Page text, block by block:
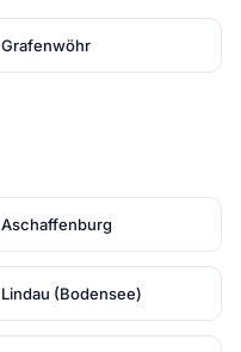
Grafenwöhr
Aschaffenburg
Lindau (Bodensee)